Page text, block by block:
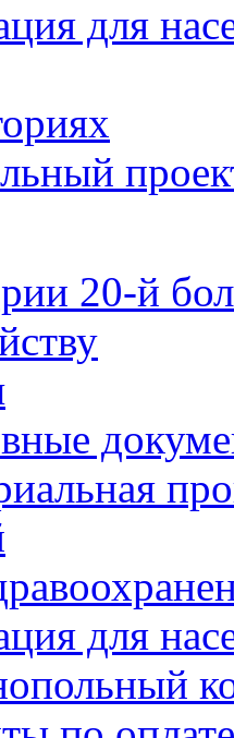
для
20-й
для